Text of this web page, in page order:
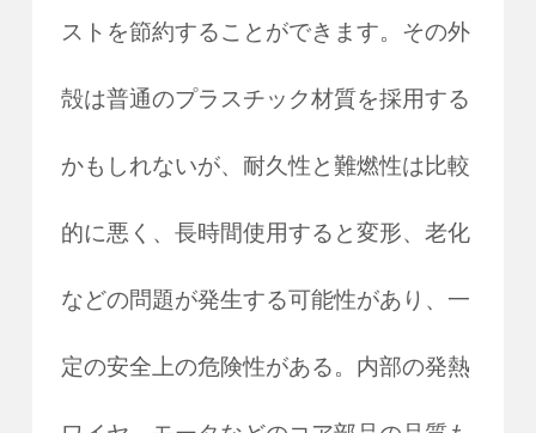
ストを節約することができます。その外
殻は普通のプラスチック材質を採用する
かもしれないが、耐久性と難燃性は比較
的に悪く、長時間使用すると変形、老化
などの問題が発生する可能性があり、一
定の安全上の危険性がある。内部の発熱